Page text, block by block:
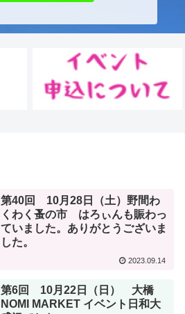
第40回 10月28日（土）野間わ
くわく蚤の市 はろぃんも賑わっ
ていました。ありがとうございま
した。
2023.09.14
第6回 10月22日（日） 大橋
NOMI MARKET イベント日和大